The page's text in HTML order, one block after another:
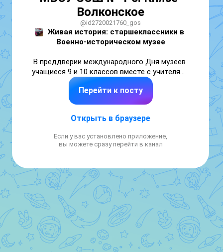
Волконское
@id2720021760_gos
Живая история: старшеклассники в
Военно-историческом музее
‎В преддверии международного Дня музеев
учащиеся 9 и 10 классов вместе с учителями
истории О. А. Барковой и А. А. Дмитриевой
посетили Хабаровский военно-
исторический музей
. Экскурсия стала
истории.
‎📍 Главные точки маршрута:
героизме дальневосточников на фронтах
Великой Отечественной войны.
Хабаровский процесс 1949 года
подробности суда над японскими военными
преступниками, создавшими
бактериологическое оружие.
‎- 🇷🇺
Современные герои
— зал,
посвящённый мужеству участников
Перейти к посту
Открыть в браузере
Если у вас установлено приложение,
вы можете сразу перейти в канал